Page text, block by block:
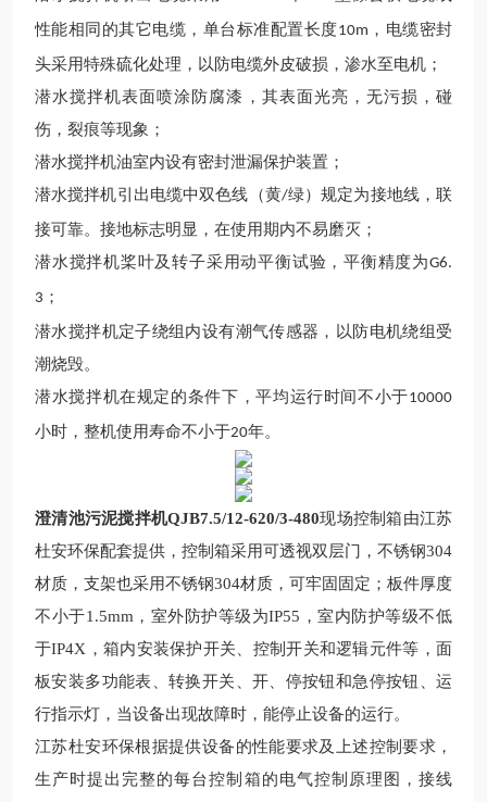
性能相同的其它电缆，单台标准配置长度10m ，电缆密封
头采用特殊硫化处理，以防电缆外皮破损，渗水至电机；
潜水搅拌机表面喷涂防腐漆，其表面光亮，无污损，碰
伤，裂痕等现象；
潜水搅拌机油室内设有密封泄漏保护装置；
潜水搅拌机引出电缆中双色线（黄/绿）规定为接地线，联
接可靠。接地标志明显，在使用期内不易磨灭；
潜水搅拌机桨叶及转子采用动平衡试验，平衡精度为G6.
3 ；
潜水搅拌机定子绕组内设有潮气传感器，以防电机绕组受
潮烧毁。
潜水搅拌机在规定的条件下，平均运行时间不小于10000
小时，整机使用寿命不小于20年。
澄清池污泥搅拌机QJB7.5/12-620/3-480现场控制箱由江苏
杜安环保配套提供，控制箱采用可透视双层门，不锈钢304
材质，支架也采用不锈钢304材质，可牢固固定；板件厚度
不小于1.5mm ，室外防护等级为IP55 ，室内防护等级不低
于IP4X ，箱内安装保护开关、控制开关和逻辑元件等，面
板安装多功能表、转换开关、开、停按钮和急停按钮、运
行指示灯，当设备出现故障时，能停止设备的运行。
江苏杜安环保根据提供设备的性能要求及上述控制要求，
生产时提出完整的每台控制箱的电气控制原理图，接线